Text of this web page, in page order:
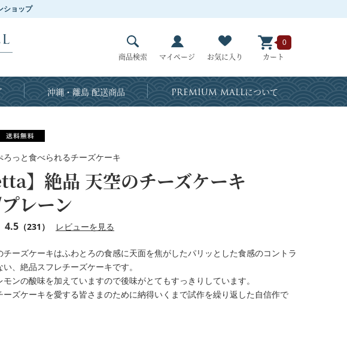
ショップ
商品検索 マイページ お気に入り カート
0
沖縄・離島 配送商品 PREMIUM MALLについて
ろっと食べられるチーズケーキ
】絶品 天空のチーズケーキ
レーン
4.5 （231） レビューを見る
チーズケーキはふわとろの食感に天面を焦がしたパリッとした食感のコントラ
い、絶品スフレチーズケーキです。
モンの酸味を加えていますので後味がとてもすっきりしています。
ーズケーキを愛する皆さまのために納得いくまで試作を繰り返した自信作で